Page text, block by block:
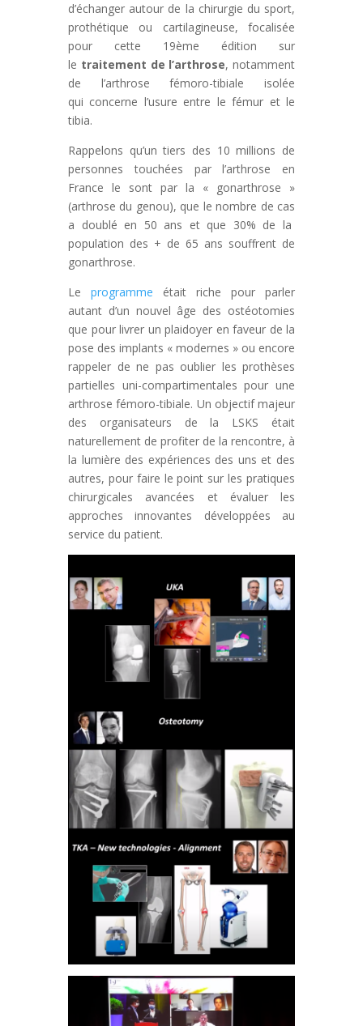
d’échanger autour de la chirurgie du sport,
prothétique ou cartilagineuse, focalisée
pour cette 19ème édition sur
le traitement de l’arthrose, notamment
de l’arthrose fémoro-tibiale isolée
qui concerne l’usure entre le fémur et le
tibia.
Rappelons qu’un tiers des 10 millions de
personnes touchées par l’arthrose en
France le sont par la « gonarthrose »
(arthrose du genou), que le nombre de cas
a doublé en 50 ans et que 30% de la
population des + de 65 ans souffrent de
gonarthrose.
Le programme était riche pour parler
autant d’un nouvel âge des ostéotomies
que pour livrer un plaidoyer en faveur de la
pose des implants « modernes » ou encore
rappeler de ne pas oublier les prothèses
partielles uni-compartimentales pour une
arthrose fémoro-tibiale. Un objectif majeur
des organisateurs de la LSKS était
naturellement de profiter de la rencontre, à
la lumière des expériences des uns et des
autres, pour faire le point sur les pratiques
chirurgicales avancées et évaluer les
approches innovantes développées au
service du patient.